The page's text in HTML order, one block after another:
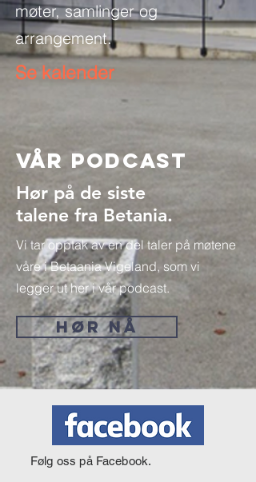
møter, samlinger og
arrangement.
Se kalender
Vår Podcast
Hør på de siste
talene fra Betania.
Vi tar opptak av en del taler på møtene
våre i Betaania Vigeland, som vi
legger ut her i vår podcast.
HØR NÅ
Følg oss på Facebook.